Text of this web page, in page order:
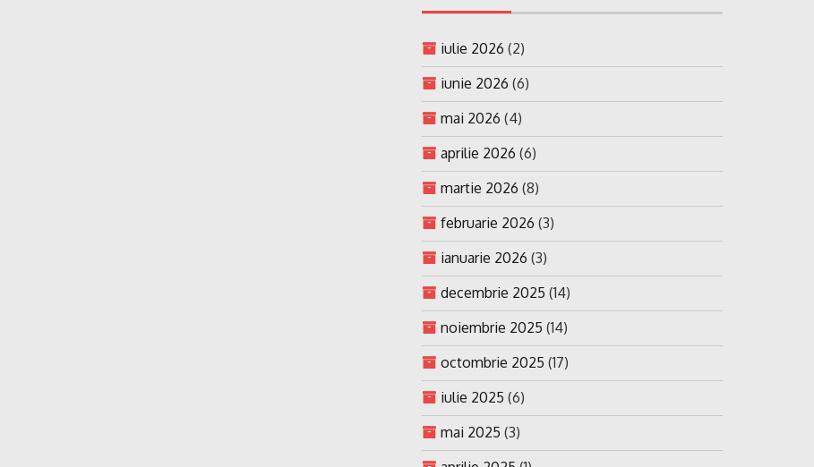
iulie 2026 (2)
iunie 2026 (6)
mai 2026 (4)
aprilie 2026 (6)
martie 2026 (8)
februarie 2026 (3)
ianuarie 2026 (3)
decembrie 2025 (14)
noiembrie 2025 (14)
octombrie 2025 (17)
iulie 2025 (6)
mai 2025 (3)